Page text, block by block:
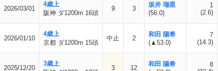
2026/03/01
4歳上
阪神 ダ1200m 16頭
9 3
坂井 瑠星
(56.0)
1
(2.6)
2026/01/10
4歳上
京都 ダ1200m 15頭
中止 2
和田 陽希
(▲53.0)
7
(14.3)
2025/12/20
3歳上
3 12
和田 陽希
8